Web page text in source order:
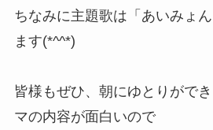
ちなみに主題歌は「あいみょ
ます(*^^*)
皆様もぜひ、朝にゆとりがで
マの内容が面白いので